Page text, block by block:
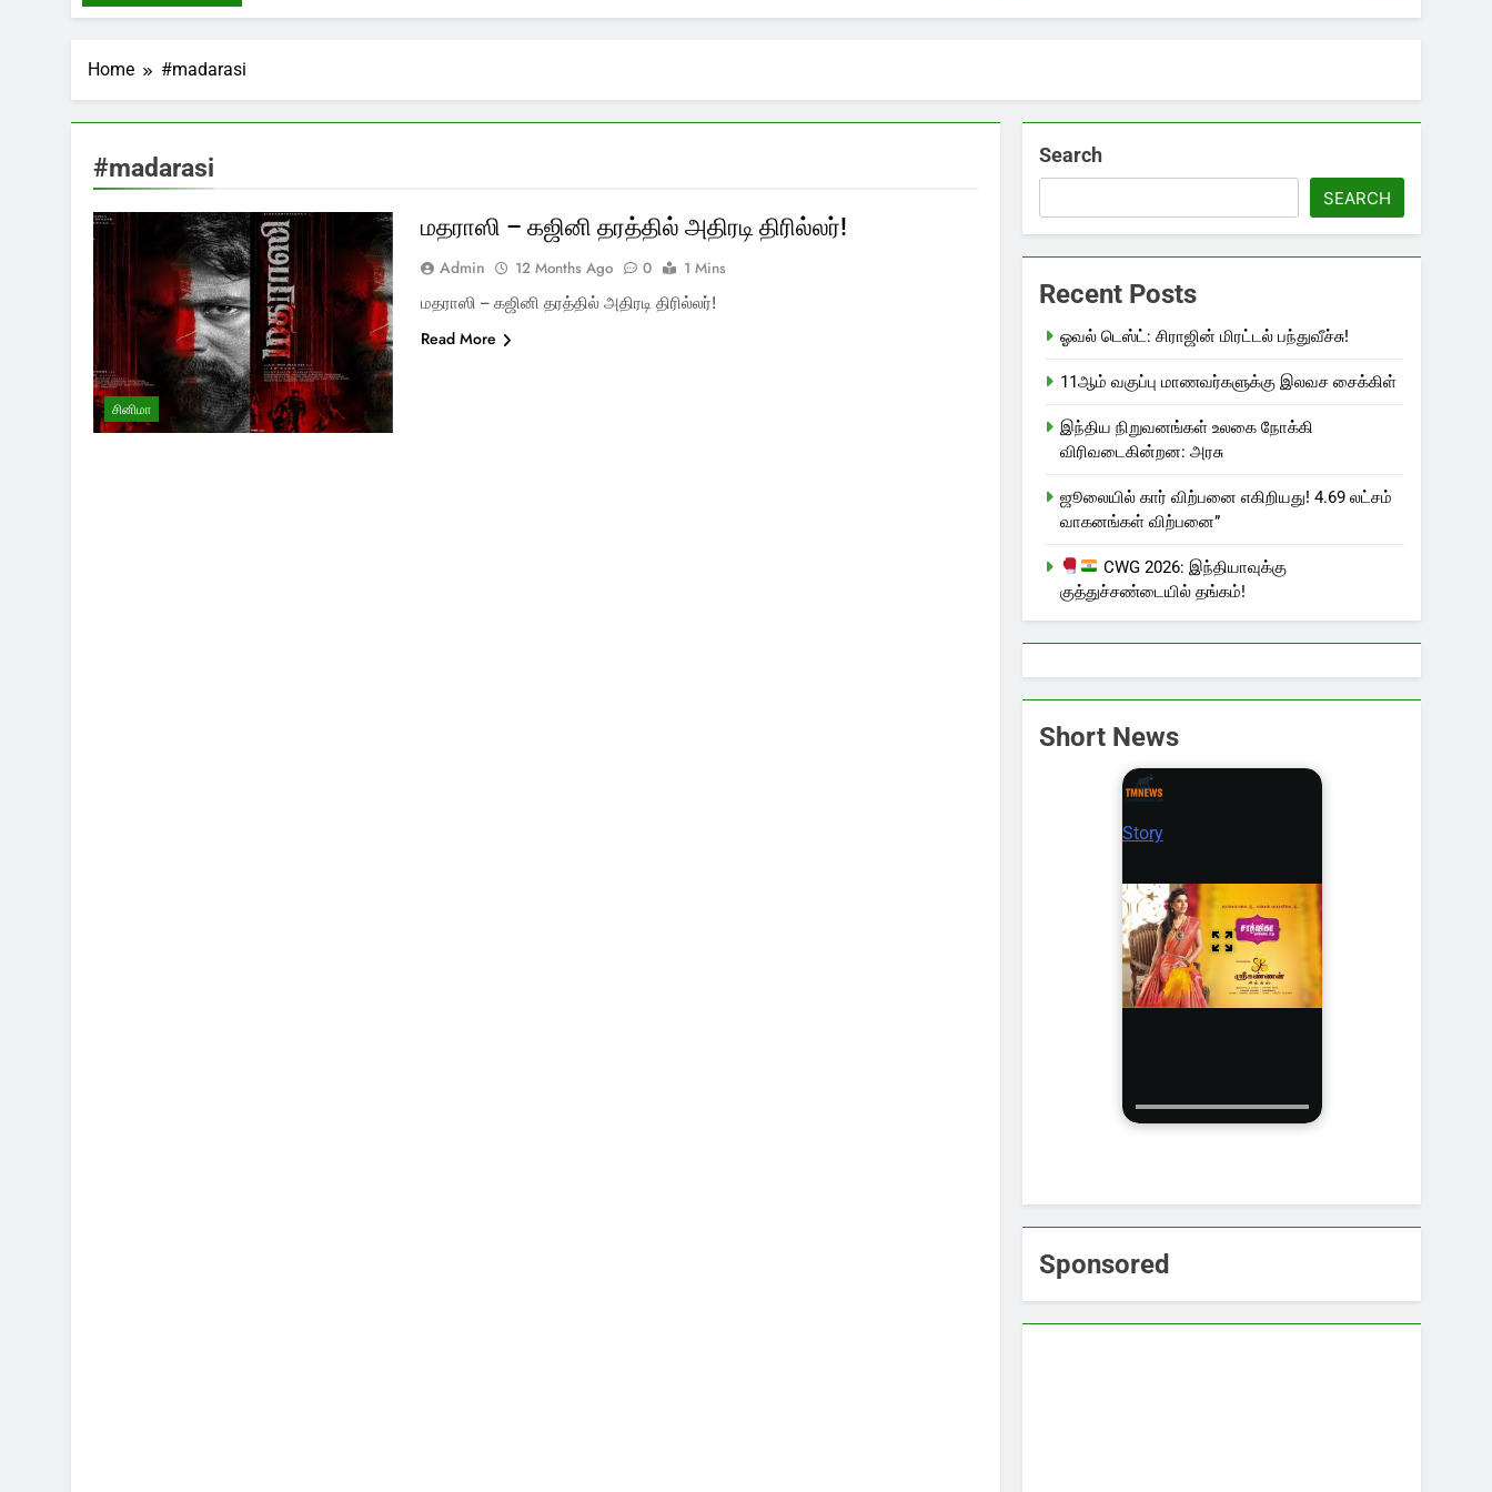
Home #madarasi
#madarasi
சினிமா
மதராஸி – கஜினி தரத்தில் அதிரடி திரில்லர்!
Admin 12 Months Ago 0
1 Mins
மதராஸி – கஜினி தரத்தில் அதிரடி திரில்லர்!
Read More
Search
SEARCH
Recent Posts
ஓவல் டெஸ்ட்: சிராஜின் மிரட்டல் பந்துவீச்சு!
11ஆம் வகுப்பு மாணவர்களுக்கு இலவச சைக்கிள்
இந்திய நிறுவனங்கள் உலகை நோக்கி
விரிவடைகின்றன: அரசு
ஜூலையில் கார் விற்பனை எகிறியது! 4.69 லட்சம்
வாகனங்கள் விற்பனை”
CWG 2026: இந்தியாவுக்கு
குத்துச்சண்டையில் தங்கம்!
Short News
Story
Sponsored